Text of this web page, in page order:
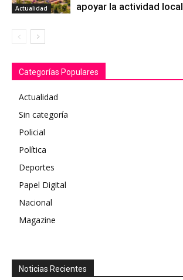
Actualidad
apoyar la actividad local
Categorías Populares
Actualidad
Sin categoría
Policial
Política
Deportes
Papel Digital
Nacional
Magazine
Noticias Recientes